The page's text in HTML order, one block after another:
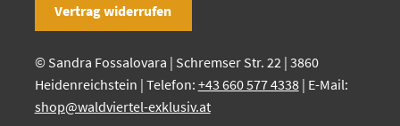
Vertrag widerrufen
© Sandra Fossalovara | Schremser Str. 22 | 3860
Heidenreichstein | Telefon: +43 660 577 4338| E-Mail:
shop@waldviertel-exklusiv.at